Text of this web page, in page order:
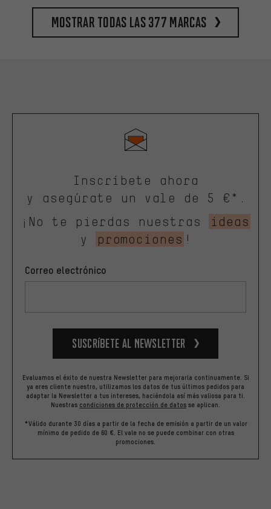
Mostrar todas las 377 marcas
Inscríbete ahora
y asegúrate un vale de 5 €*.
¡No te pierdas nuestras
ideas
y
promociones !
Correo electrónico
Suscríbete al newsletter
Evaluamos el éxito de nuestra Newsletter para mejorarla continuamente. Si
ya eres cliente nuestro, utilizamos los datos de tus últimos pedidos para
adaptar la Newsletter a tus intereses, haciéndola así más valiosa para ti.
Nuestras condiciones de protección de datos se aplican.
*Válido durante 30 días a partir de la fecha de emisión a partir de un valor
mínimo de pedido de 60 €. El vale no se puede combinar con otras
promociones.